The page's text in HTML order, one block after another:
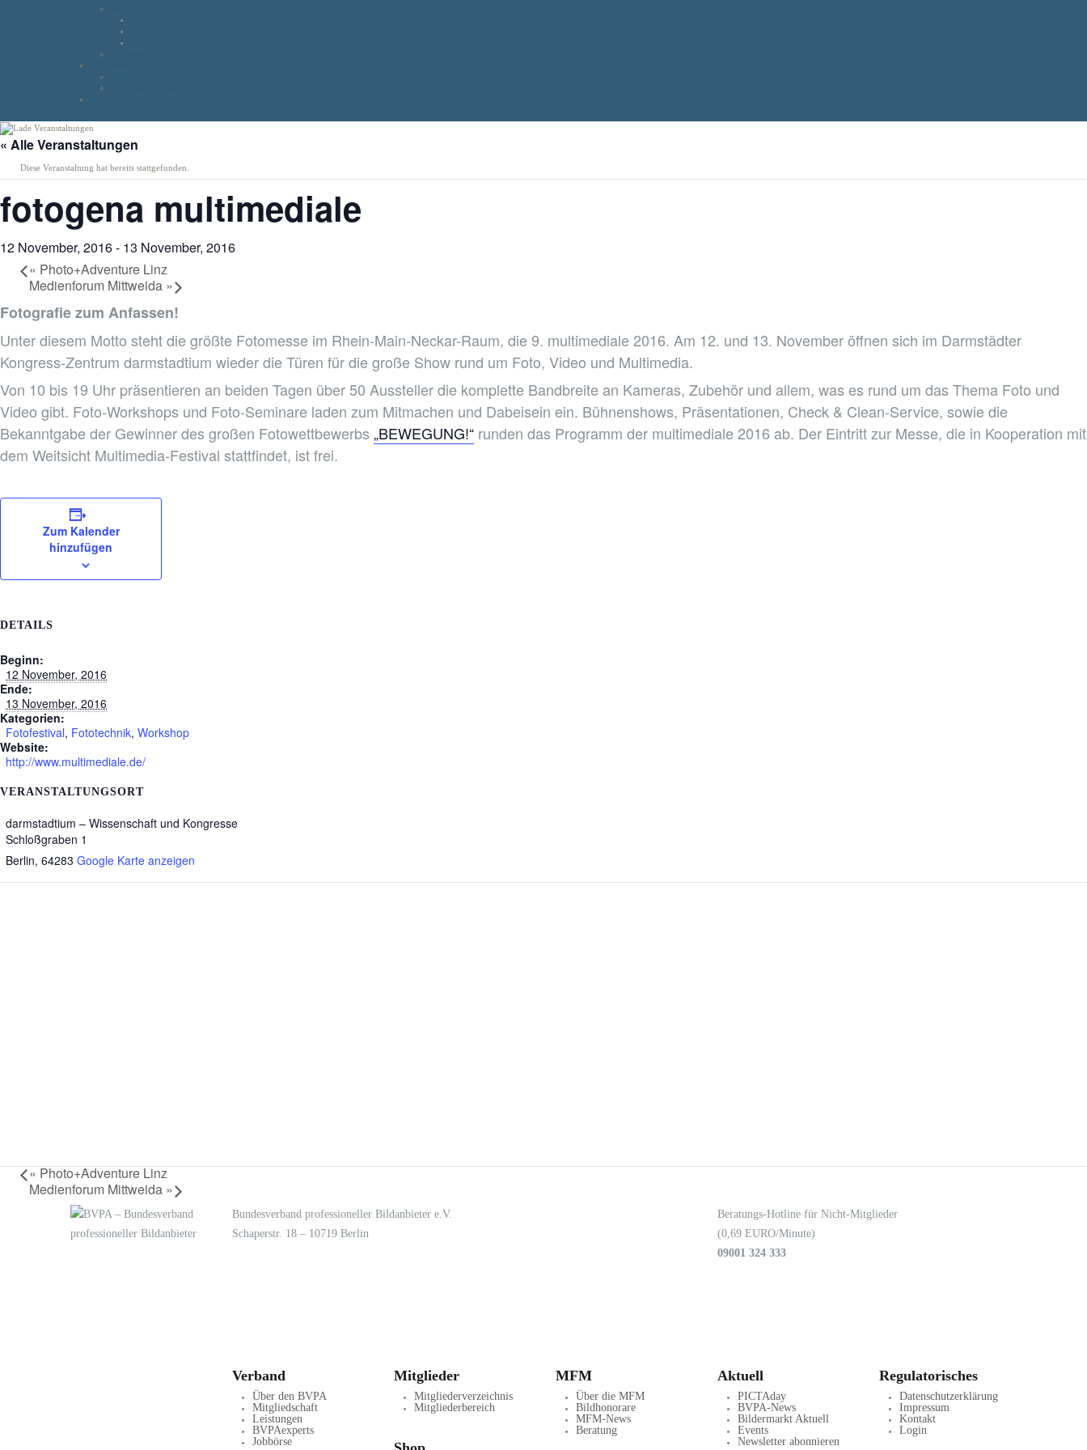
« Alle Veranstaltungen
Diese Veranstaltung hat bereits stattgefunden.
fotogena multimediale
12 November, 2016- 13 November, 2016
« Photo+Adventure Linz
Medienforum Mittweida »
Fotografie zum Anfassen!
Unter diesem Motto steht die größte Fotomesse im Rhein-Main-Neckar-Raum, die 9. multimediale 2016. Am 12. und 13. November öffnen sich im Darmstädter
Kongress-Zentrum darmstadtium wieder die Türen für die große Show rund um Foto, Video und Multimedia.
Von 10 bis 19 Uhr präsentieren an beiden Tagen über 50 Aussteller die komplette Bandbreite an Kameras, Zubehör und allem, was es rund um das Thema Foto und
Video gibt. Foto-Workshops und Foto-Seminare laden zum Mitmachen und Dabeisein ein. Bühnenshows, Präsentationen, Check & Clean-Service, sowie die
Bekanntgabe der Gewinner des großen Fotowettbewerbs „BEWEGUNG!“ runden das Programm der multimediale 2016 ab. Der Eintritt zur Messe, die in Kooperation mit
dem Weitsicht Multimedia-Festival stattfindet, ist frei.
Zum Kalender
hinzufügen
DETAILS
Beginn:
12 November, 2016
Ende:
13 November, 2016
Kategorien:
Fotofestival, Fototechnik, Workshop
Website:
http://www.multimediale.de/
VERANSTALTUNGSORT
darmstadtium – Wissenschaft und Kongresse
Schloßgraben 1
Berlin, 64283 Google Karte anzeigen
«Photo+Adventure Linz
Medienforum Mittweida »
Bundesverband professioneller Bildanbieter e.V.
Schaperstr. 18 – 10719 Berlin
Beratungs-Hotline für Nicht-Mitglieder
(0,69 EURO/Minute)
09001 324 333
Verband
Über den BVPA
Mitgliedschaft
Leistungen
BVPAexperts
Jobbörse
Mitglieder
Mitgliederverzeichnis
Mitgliederbereich
MFM
Über die MFM
Bildhonorare
MFM-News
Beratung
Aktuell
PICTAday
BVPA-News
Bildermarkt Aktuell
Events
Newsletter abonnieren
Regulatorisches
Datenschutzerklärung
Impressum
Kontakt
Login